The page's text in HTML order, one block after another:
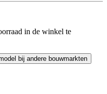
in de winkel te
bij andere bouwmarkten